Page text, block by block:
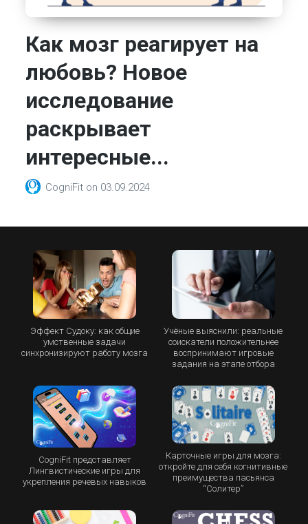
Как мозг реагирует на
любовь? Новое
исследование
раскрывает
интересные...
CogniFit on 03.09.2024
Эффект Судоку: как общие
умственные задачи
синхронизируют работу мозга
Учёные выяснили: реальные
соискатели положительнее
воспринимают игровые
задания на этапе отбора
CogniFit представляет
Лингвистические игры для
укрепления речевых навыков
Карточные игры для мозга:
откройте для себя когнитивные
преимущества пасьянса
“Cолитер”